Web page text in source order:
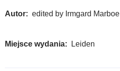
Autor edited by Irmgard Marboe
Miejsce wydania Leiden